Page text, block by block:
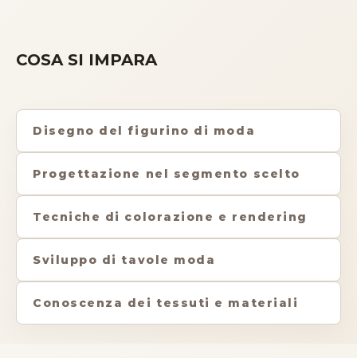
COSA SI IMPARA
Disegno del figurino di moda
Progettazione nel segmento scelto
Tecniche di colorazione e rendering
Sviluppo di tavole moda
Conoscenza dei tessuti e materiali